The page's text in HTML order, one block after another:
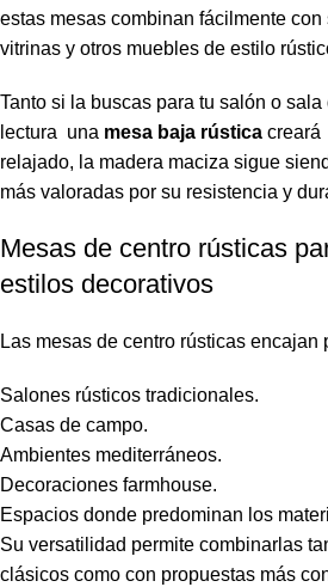
estas mesas combinan fácilmente con
vitrinas y otros muebles de estilo
Tanto si la buscas para tu salón o
lectura una mesa baja rústica creará
relajado, la madera maciza sigue
más valoradas por su resistencia y
Mesas de centro rústicas
estilos decorativos
Las mesas de centro rústicas encajan
Salones rústicos tradicionales.
Casas de campo.
Ambientes mediterráneos.
Decoraciones farmhouse.
Espacios donde predominan los
Su versatilidad permite combinarlas
clásicos como con propuestas más